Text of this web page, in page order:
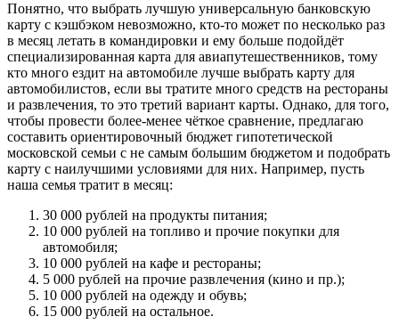
Понятно, что выбрать лучшую универсальную банковскую
карту с кэшбэком невозможно, кто-то может по несколько раз
в месяц летать в командировки и ему больше подойдёт
специализированная карта для авиапутешественников, тому
кто много ездит на автомобиле лучше выбрать карту для
автомобилистов, если вы тратите много средств на рестораны
и развлечения, то это третий вариант карты. Однако, для того,
чтобы провести более-менее чёткое сравнение, предлагаю
составить ориентировочный бюджет гипотетической
московской семьи с не самым большим бюджетом и подобрать
карту с наилучшими условиями для них. Например, пусть
наша семья тратит в месяц:
30 000 рублей на продукты питания;
10 000 рублей на топливо и прочие покупки для
автомобиля;
10 000 рублей на кафе и рестораны;
5 000 рублей на прочие развлечения (кино и пр.);
10 000 рублей на одежду и обувь;
15 000 рублей на остальное.